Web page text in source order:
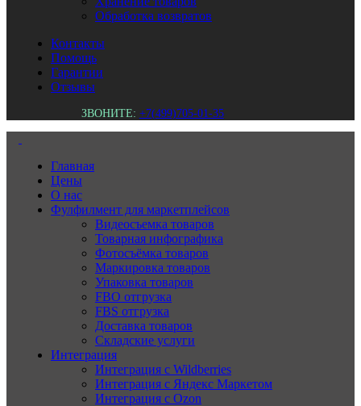
Обработка возвратов
Контакты
Помощь
Гарантии
Отзывы
ЗВОНИТЕ: +7(499)705-01-35
Главная
Цены
О нас
Фулфилмент для маркетплейсов
Видеосъемка товаров
Товарная инфографика
Фотосъёмка товаров
Маркировка товаров
Упаковка товаров
FBO отгрузка
FBS отгрузка
Доставка товаров
Складские услуги
Интеграция
Интеграция с Wildberries
Интеграция с Яндекс Маркетом
Интеграция с Ozon